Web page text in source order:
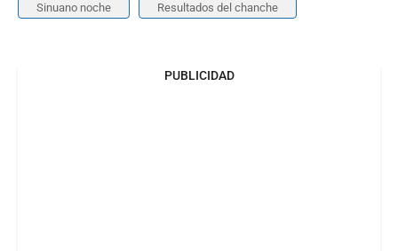
Sinuano noche Resultados del chanche
PUBLICIDAD